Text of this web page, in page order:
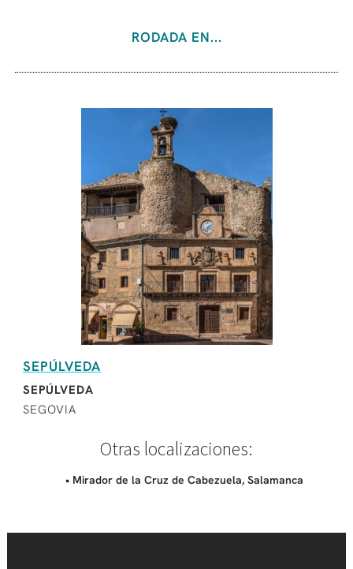
RODADA EN...
SEPÚLVEDA
SEPÚLVEDA
SEGOVIA
Otras localizaciones:
• Mirador de la Cruz de Cabezuela, Salamanca